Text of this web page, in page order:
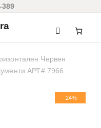
Червен
АРТ# 7966
-24%